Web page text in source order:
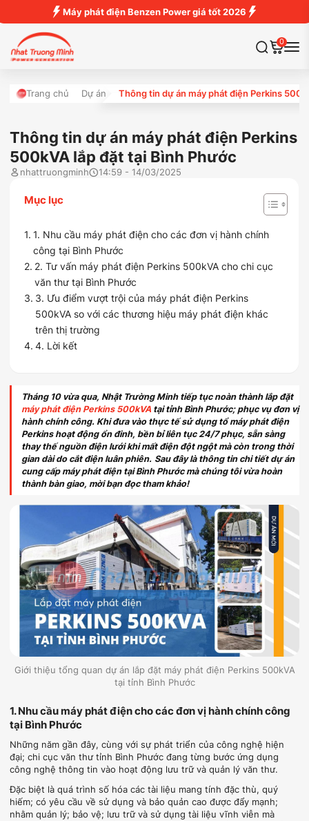
Máy phát điện Benzen Power giá tốt 2026
0
Trang chủ Dự án Thông tin dự án máy phát điện Perkins
Thông tin dự án máy phát điện Perkins
500kVA lắp đặt tại Bình Phước
nhattruongminh 14:59 - 14/03/2025
Mục lục
1. Nhu cầu máy phát điện cho các đơn vị hành chính
công tại Bình Phước
2. Tư vấn máy phát điện Perkins 500kVA cho chi cục
văn thư tại Bình Phước
3. Ưu điểm vượt trội của máy phát điện Perkins
500kVA so với các thương hiệu máy phát điện khác
trên thị trường
4. Lời kết
Tháng 10 vừa qua, Nhật Trường Minh tiếp tục noàn thành lắp đặt
máy phát điện Perkins 500kVA tại tỉnh Bình Phước; phục vụ đơn vị
hành chính công. Khi đưa vào thực tế sử dụng tổ máy phát điện
Perkins hoạt động ổn đinh, bền bỉ liên tục 24/7 phục, sẵn sàng
thay thế nguồn điện lưới khi mất điện đột ngột mà còn trong thời
gian dài do cắt điện luân phiên. Sau đây là thông tin chi tiết dự án
cung cấp máy phát điện tại Bình Phước mà chúng tôi vừa hoàn
thành bàn giao, mời bạn đọc tham khảo!
Giới thiệu tổng quan dự án lắp đặt máy phát điện Perkins 500kVA
tại tỉnh Bình Phước
1. Nhu cầu máy phát điện cho các đơn vị hành chính công
tại Bình Phước
Những năm gần đây, cùng với sự phát triển của công nghệ hiện
đại; chi cục văn thư tỉnh Bình Phước đang từng bước ứng dụng
công nghệ thông tin vào hoạt động lưu trữ và quản lý văn thư.
Đặc biệt là quá trình số hóa các tài liệu mang tính đặc thù, quý
hiếm; có yêu cầu về sử dụng và bảo quản cao được đẩy mạnh;
nhằm quản lý; bảo vệ; lưu trữ và sử dụng tài liệu vĩnh viễn mà